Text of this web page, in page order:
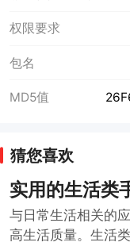
权限要求
包名
MD5值
猜您喜欢
实用的生活类
与日常生活相关的
高生活质量。生活